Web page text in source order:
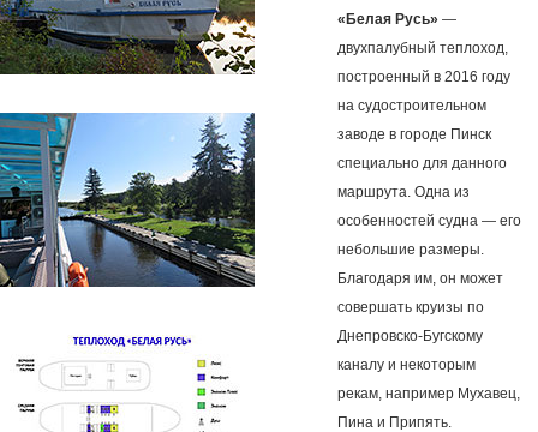
«Белая Русь» —
двухпалубный теплоход,
построенный в 2016 году
на судостроительном
заводе в городе Пинск
специально для данного
маршрута. Одна из
особенностей судна — его
небольшие размеры.
Благодаря им, он может
совершать круизы по
Днепровско-Бугскому
каналу и некоторым
рекам, например Мухавец,
Пина и Припять.